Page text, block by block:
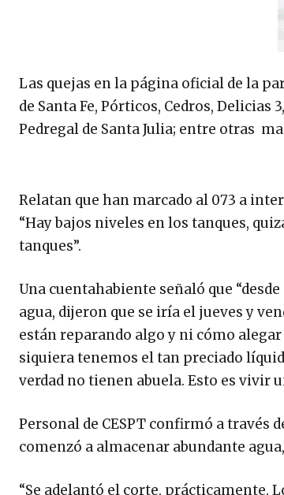
Las quejas en la página oficial de la
de Santa Fe, Pórticos, Cedros,
Pedregal de Santa Julia; entre otras
Relatan que han marcado al 073 a
“Hay bajos niveles en los tanques,
tanques”.
Una cuentahabiente señaló que
agua, dijeron que se iría el jueves y
están reparando algo y ni cómo
siquiera tenemos el tan preciado
verdad no tienen abuela. Esto es vivir
Personal de CESPT confirmó a través
comenzó a almacenar abundante
“Se adelantó el corte, prácticamente.